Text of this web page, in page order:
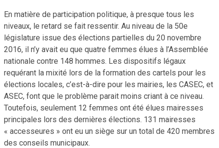
En matière de participation politique, à presque tous les
niveaux, le retard se fait ressentir. Au niveau de la 50e
législature issue des élections partielles du 20 novembre
2016, il n’y avait eu que quatre femmes élues à l’Assemblée
nationale contre 148 hommes. Les dispositifs légaux
requérant la mixité lors de la formation des cartels pour les
élections locales, c’est-à-dire pour les mairies, les CASEC, et
ASEC, font que le problème parait moins criant à ce niveau.
Toutefois, seulement 12 femmes ont été élues mairesses
principales lors des dernières élections. 131 mairesses
« accesseures » ont eu un siège sur un total de 420 membres
des conseils municipaux.